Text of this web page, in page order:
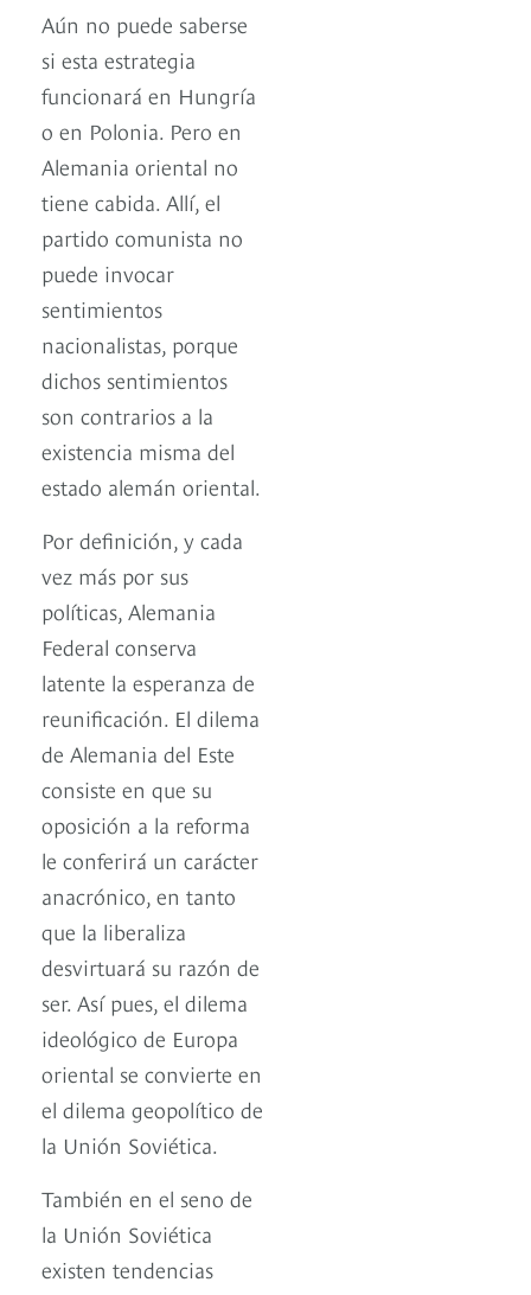
Aún no puede saberse
si esta estrategia
funcionará en Hungría
o en Polonia. Pero en
Alemania oriental no
tiene cabida. Allí, el
partido comunista no
puede invocar
sentimientos
nacionalistas, porque
dichos sentimientos
son contrarios a la
existencia misma del
estado alemán oriental.
Por definición, y cada
vez más por sus
políticas, Alemania
Federal conserva
latente la esperanza de
reunificación. El dilema
de Alemania del Este
consiste en que su
oposición a la reforma
le conferirá un carácter
anacrónico, en tanto
que la liberaliza
desvirtuará su razón de
ser. Así pues, el dilema
ideológico de Europa
oriental se convierte en
el dilema geopolítico de
la Unión Soviética.
También en el seno de
la Unión Soviética
existen tendencias